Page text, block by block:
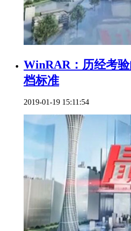
WinRAR：历经考
档标准
2019-01-19 15:11:54